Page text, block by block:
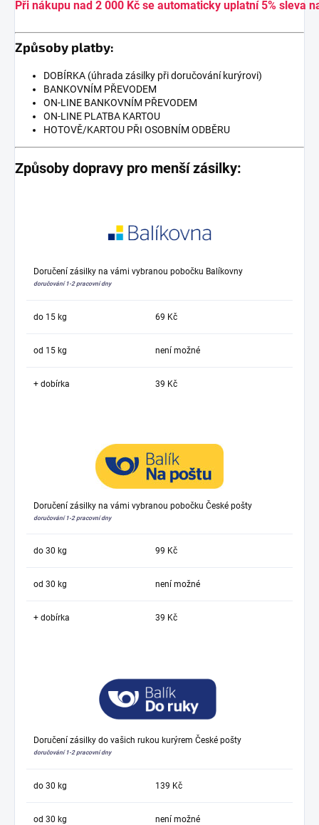
Při nákupu nad 2 000 Kč se automaticky uplatní 5% sleva
Způsoby platby:
DOBÍRKA (úhrada zásilky při doručování kurýrovi)
BANKOVNÍM PŘEVODEM
ON-LINE BANKOVNÍM PŘEVODEM
ON-LINE PLATBA KARTOU
HOTOVĚ/KARTOU PŘI OSOBNÍM ODBĚRU
Způsoby dopravy pro menší zásilky:
Doručení zásilky na vámi vybranou pobočku Balíkovny
doručování 1-2 pracovní dny
do 15 kg 69 Kč
od 15 kg není možné
+ dobírka 39 Kč
Doručení zásilky na vámi vybranou pobočku České pošty
doručování 1-2 pracovní dny
do 30 kg 99 Kč
od 30 kg není možné
+ dobírka 39 Kč
Doručení zásilky do vašich rukou kurýrem České pošty
doručování 1-2 pracovní dny
do 30 kg 139 Kč
od 30 kg není možné